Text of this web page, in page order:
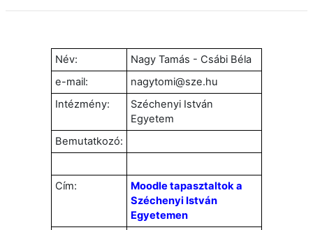
Név:
Nagy Tamás - Csábi Béla
e-mail:
nagytomi@sze.hu
Intézmény:
Széchenyi István
Egyetem
Bemutatkozó:
Cím:
Moodle tapasztaltok a
Széchenyi István
Egyetemen